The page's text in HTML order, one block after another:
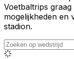
Voetbaltrips
mogelijkheden en
stadion.